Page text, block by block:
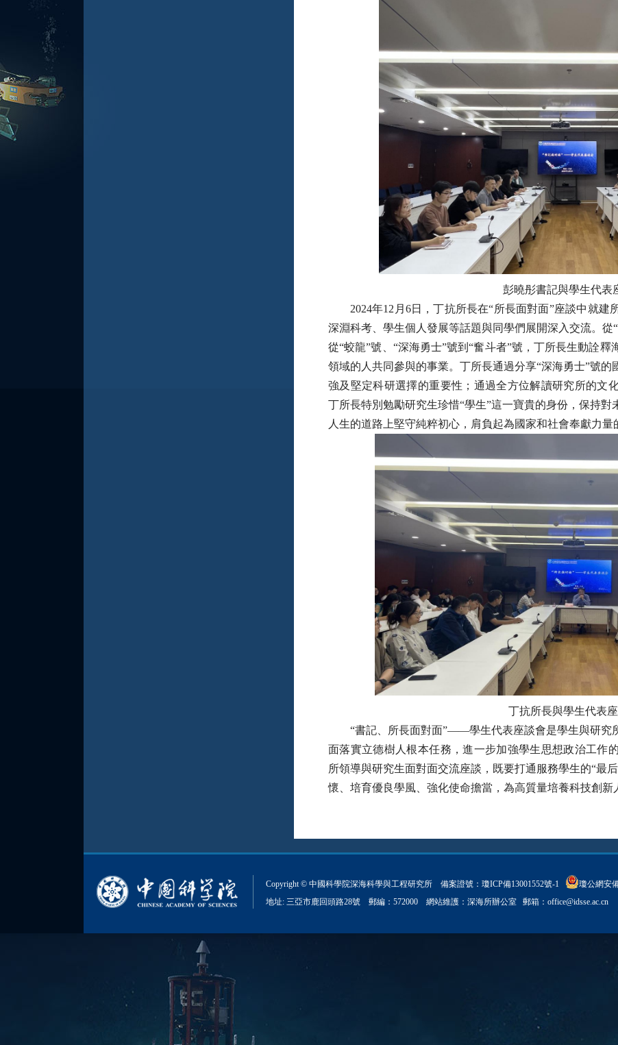
彭曉彤書記與學生代表
2024年12月6日，丁抗所長在“所長面對面”座談中就建
深淵科考、學生個人發展等話題與同學們展開深入交流。從
從“蛟龍”號、“深海勇士”號到“奮斗者”號，丁所長生動詮
領域的人共同參與的事業。丁所長通過分享“深海勇士”號的
強及堅定科研選擇的重要性；通過全方位解讀研究所的文
丁所長特別勉勵研究生珍惜“學生”這一寶貴的身份，保持
人生的道路上堅守純粹初心，肩負起為國家和社會奉獻力量
丁抗所長與學生代表
“書記、所長面對面”——學生代表座談會是學生與研究
面落實立德樹人根本任務，進一步加強學生思想政治工作
所領導與研究生面對面交流座談，既要打通服務學生的“最
懷、培育優良學風、強化使命擔當，為高質量培養科技創新
Copyright © 中國科學院深海科學與工程研究所 備案證號： 瓊ICP備13001552號-1
瓊公網安
地址: 三亞市鹿回頭路28號 郵編：572000 網站維護：深海所辦公室 郵箱： office@idsse.ac.cn